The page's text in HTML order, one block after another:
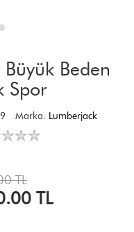
Beden
Spor
Marka: Lumberjack
TL
TL